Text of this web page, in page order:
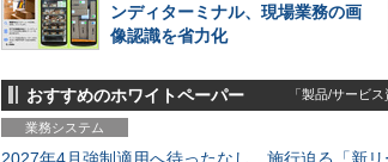
ンディターミナル、現場業務の画
像認識を省力化
おすすめのホワイトペーパー 「製品/サービ
業務システム